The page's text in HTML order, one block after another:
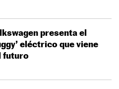
presenta el
eléctrico que viene
futuro